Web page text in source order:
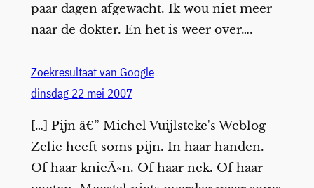
paar dagen afgewacht. Ik wou niet meer
naar de dokter. En het is weer over….
Zoekresultaat van Google
dinsdag 22 mei 2007
[…] Pijn â€” Michel Vuijlsteke's Weblog
Zelie heeft soms pijn. In haar handen.
Of haar knieÃ«n. Of haar nek. Of haar